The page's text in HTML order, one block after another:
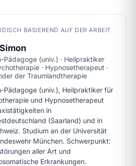
BASIEREND AUF DER ARBEIT
Pädagoge (univ.) · Heilpraktiker
· Hypnosetherapeut ·
der Traumlandtherapie
Pädagoge (univ.), Heilpraktiker für
und Hypnosetherapeut
in
(Saarland) und in
Studium an der Universität
München. Schwerpunkt:
aller Art und
Erkrankungen.